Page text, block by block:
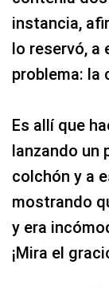
instancia,
lo reservó, a
problema: la
Es allí que
lanzando un
colchón y a
mostrando
y era
¡Mira el